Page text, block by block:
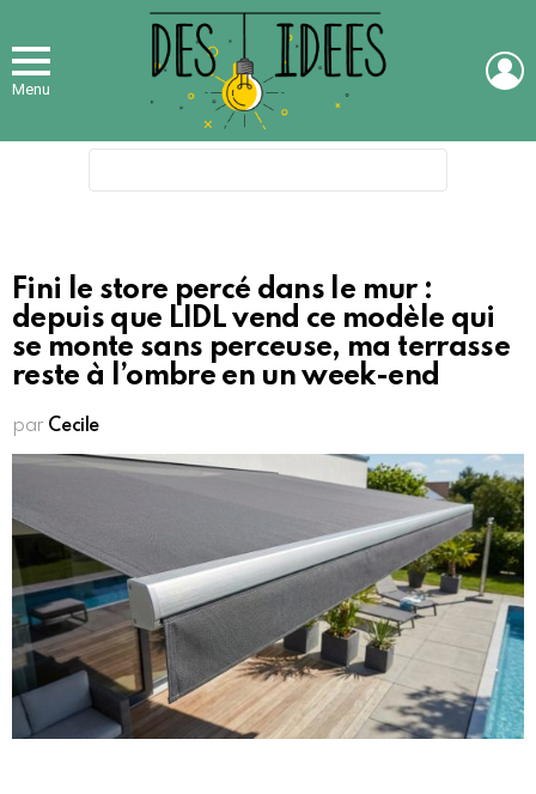
Menu
Fini le store percé dans le mur :
depuis que LIDL vend ce modèle qui
se monte sans perceuse, ma terrasse
reste à l’ombre en un week-end
par Cecile